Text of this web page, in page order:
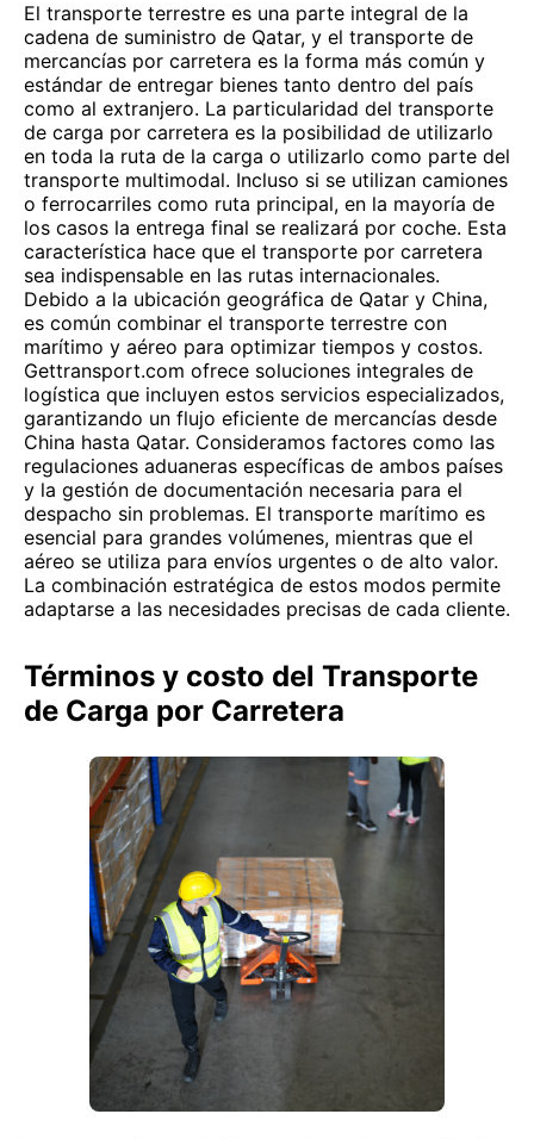
El transporte terrestre es una parte integral de la
cadena de suministro de Qatar, y el transporte de
mercancías por carretera es la forma más común y
estándar de entregar bienes tanto dentro del país
como al extranjero. La particularidad del transporte
de carga por carretera es la posibilidad de utilizarlo
en toda la ruta de la carga o utilizarlo como parte del
transporte multimodal. Incluso si se utilizan camiones
o ferrocarriles como ruta principal, en la mayoría de
los casos la entrega final se realizará por coche. Esta
característica hace que el transporte por carretera
sea indispensable en las rutas internacionales.
Debido a la ubicación geográfica de Qatar y China,
es común combinar el transporte terrestre con
marítimo y aéreo para optimizar tiempos y costos.
Gettransport.com ofrece soluciones integrales de
logística que incluyen estos servicios especializados,
garantizando un flujo eficiente de mercancías desde
China hasta Qatar. Consideramos factores como las
regulaciones aduaneras específicas de ambos países
y la gestión de documentación necesaria para el
despacho sin problemas. El transporte marítimo es
esencial para grandes volúmenes, mientras que el
aéreo se utiliza para envíos urgentes o de alto valor.
La combinación estratégica de estos modos permite
adaptarse a las necesidades precisas de cada cliente.
Términos y costo del Transporte
de Carga por Carretera